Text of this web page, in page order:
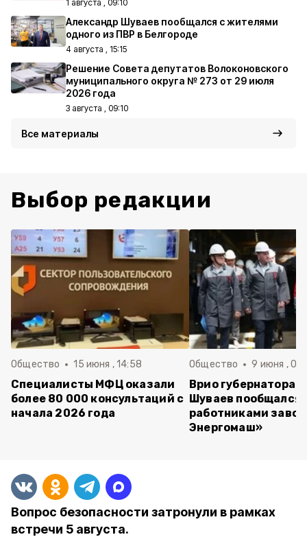
1 августа , 09:10
Александр Шуваев пообщался с жителями
одного из ПВР в Белгороде
4 августа , 15:15
Решение Совета депутатов Волоконовского
муниципального округа № 273 от 29 июля
2026 года
3 августа , 09:10
Все материалы
Выбор редакции
Общество 15 июня , 14:58
Специалисты МФЦ оказали
более 80 000 консультаций с
начала 2026 года
Общество 9 июня ,
Врио губернатора
Шуваев пообщался
работниками
Энергомаш»
Вопрос безопасности затронули в рамках
встречи 5 августа.